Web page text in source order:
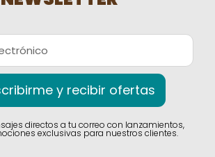
y recibir ofertas
directos a tu correo con lanzamientos,
exclusivas para nuestros clientes.